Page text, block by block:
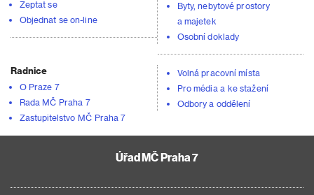
Zeptat se
Objednat se on-line
Byty, nebytové prostory
a majetek
Osobní doklady
Radnice
O Praze 7
Rada MČ Praha 7
Zastupitelstvo MČ Praha 7
Volná pracovní místa
Pro média a ke stažení
Odbory a oddělení
Úřad MČ Praha 7